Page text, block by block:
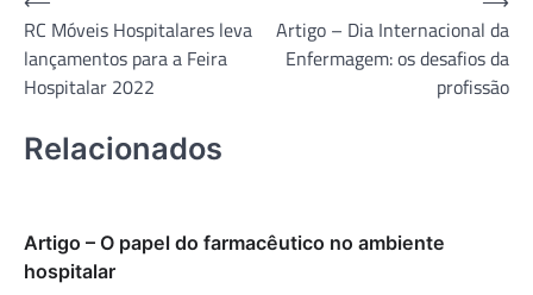
de
Post
RC Móveis Hospitalares leva
lançamentos para a Feira
Hospitalar 2022
Artigo – Dia Internacional da
Enfermagem: os desafios da
profissão
Relacionados
Artigo – O papel do farmacêutico no ambiente
hospitalar